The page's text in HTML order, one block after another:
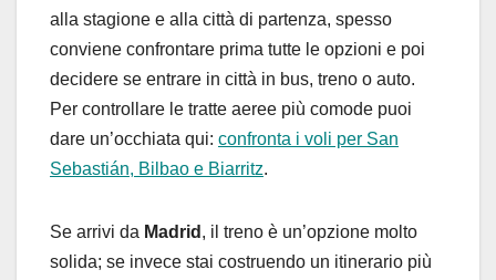
alla stagione e alla città di partenza, spesso
conviene confrontare prima tutte le opzioni e poi
decidere se entrare in città in bus, treno o auto.
Per controllare le tratte aeree più comode puoi
dare un’occhiata qui: confronta i voli per San
Sebastián, Bilbao e Biarritz.
Se arrivi da Madrid , il treno è un’opzione molto
solida; se invece stai costruendo un itinerario più